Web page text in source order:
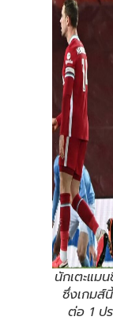
นักเตะแม
ซึ่งเกมส์
ต่อ 1 ป